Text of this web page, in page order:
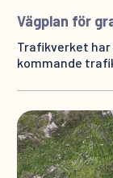
Vägplan för
Trafikverket
kommande